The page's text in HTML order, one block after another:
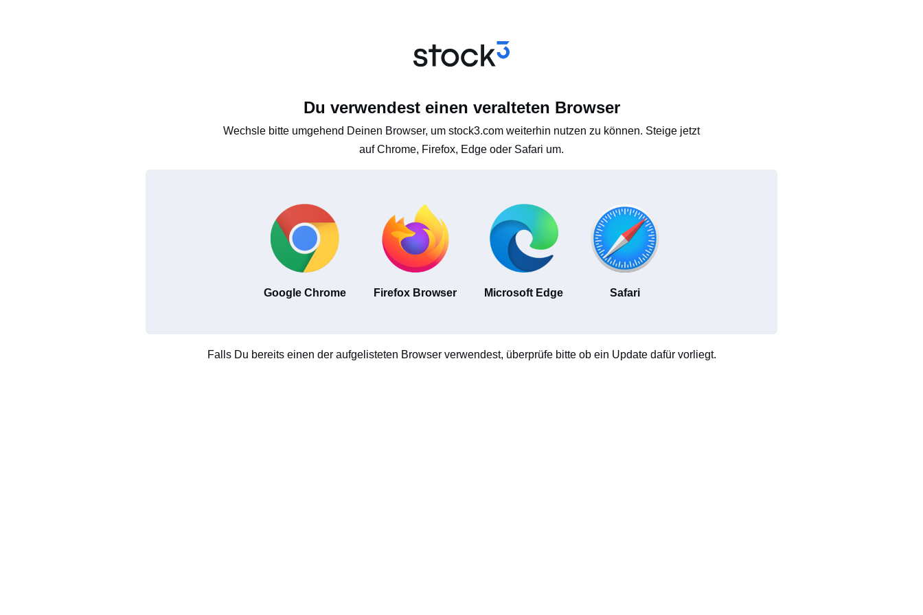
Du verwendest einen veralteten Browser
Wechsle bitte umgehend Deinen Browser, um stock3.com weiterhin nutzen zu können. Steige jetzt
auf Chrome, Firefox, Edge oder Safari um.
Google Chrome Firefox Browser Microsoft Edge Safari
Falls Du bereits einen der aufgelisteten Browser verwendest, überprüfe bitte ob ein Update dafür vorliegt.